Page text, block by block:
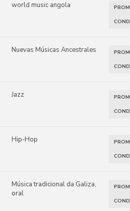
world music angola
Nuevas Músicas Ancestrales
Jazz
Hip-Hop
Música tradicional da Galiza,
oral